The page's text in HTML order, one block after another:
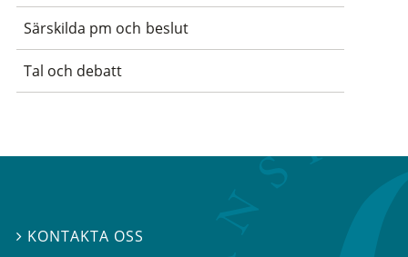
Särskilda pm och beslut
Tal och debatt
 KONTAKTA OSS